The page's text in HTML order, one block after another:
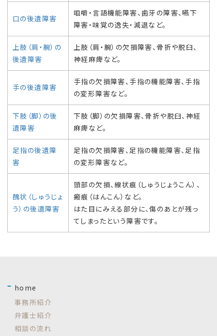
口の後遺障害
咀嚼・言語機能障害、歯牙の障害、嚥下
障害・味覚の逸失・減退など。
上肢（肩・腕）の
後遺障害
上肢（肩・腕）の欠損障害、骨折や脱臼、
神経麻痺など。
手の後遺障害
手指の欠損障害、手指の機能障害、手指
の変形障害など。
下肢（脚）の後
遺障害
下肢（脚）の欠損障害、骨折や脱臼、神経
麻痺など。
足指の後遺障
害
足指の欠損障害、足指の機能障害、足指
の変形障害など。
醜状（しゅうじょ
う）の後遺障害
頭部の欠損、線状痕（しゅうじょうこん）、
瘢痕（はんこん）など。
はた目にみえる部分に、傷のあとが残っ
てしまったという障害です。
home
事務所紹介
弁護士紹介
相談の流れ